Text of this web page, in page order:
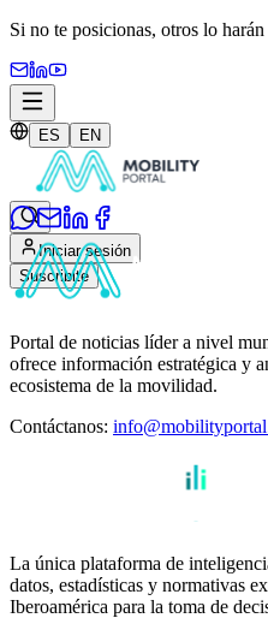
Si no te posicionas, otros lo harán
ES EN
Iniciar sesión
Suscribite
Portal de noticias líder a nivel
ofrece información estratégica y
ecosistema de la movilidad.
Contáctanos:
La única plataforma de
datos, estadísticas y normativas
Iberoamérica para la toma de